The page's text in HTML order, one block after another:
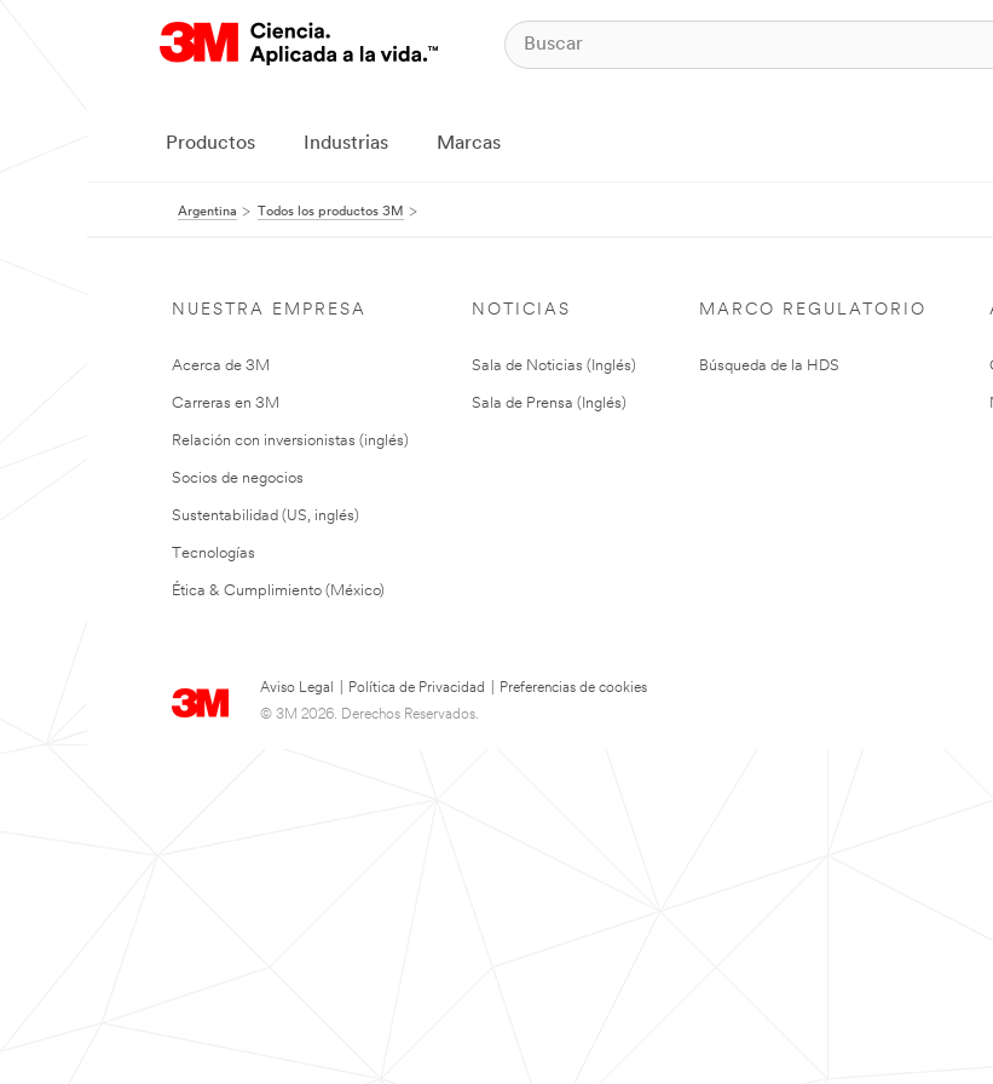
Productos Industrias Marcas
Argentina Todos los productos 3M
NUESTRA EMPRESA
Acerca de 3M
Carreras en 3M
Relación con inversionistas (inglés)
Socios de negocios
Sustentabilidad (US, inglés)
Tecnologías
Ética & Cumplimiento (México)
NOTICIAS
Sala de Noticias (Inglés)
Sala de Prensa (Inglés)
MARCO REGULATORIO
Búsqueda de la HDS
Aviso Legal Política de Privacidad
Preferencias de cookies
© 3M 2026. Derechos Reservados.